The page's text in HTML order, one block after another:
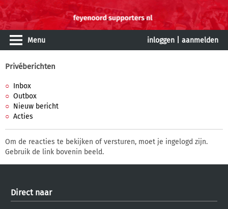
Menu inloggen aanmelden
Privéberichten
Inbox
Outbox
Nieuw bericht
Acties
Om de reacties te bekijken of versturen, moet je ingelogd zijn.
Gebruik de link bovenin beeld.
Direct naar